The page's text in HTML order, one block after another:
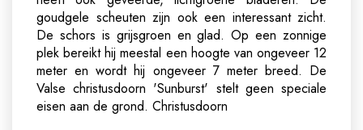
goudgele scheuten zijn ook een interessant zicht.
De schors is grijsgroen en glad. Op een zonnige
plek bereikt hij meestal een hoogte van ongeveer 12
meter en wordt hij ongeveer 7 meter breed. De
Valse christusdoorn 'Sunburst' stelt geen speciale
eisen aan de grond. Christusdoorn